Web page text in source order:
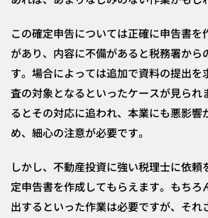
この確定申告については正確に申告書を
があり、内容に不備があると税務署から
す。場合によっては追加で資料の提出を
査の対象となるといったケースが見られ
るとその対応に追われ、本業にも悪影響
め、細心の注意が必要です。
しかし、不動産投資に強い税理士に依頼
定申告書を作成してもらえます。もちろ
出するといった作業は必要ですが、それ